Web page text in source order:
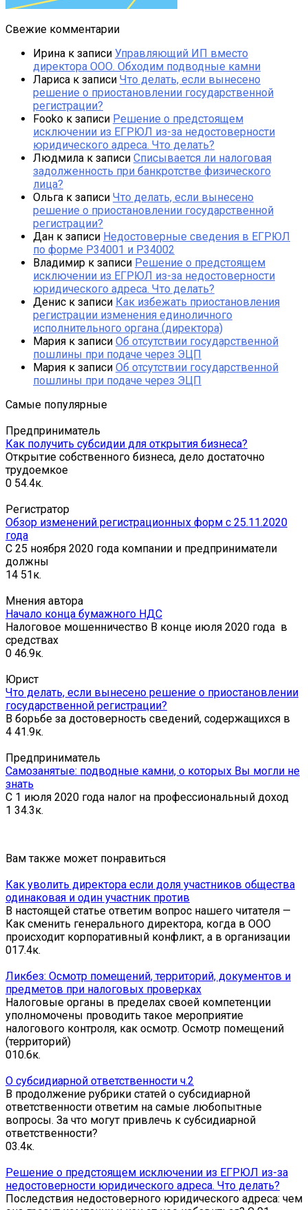
Свежие комментарии
Ирина к записи Управляющий ИП вместо
директора ООО. Обходим подводные камни
Лариса к записи Что делать, если вынесено
решение о приостановлении государственной
регистрации?
Fooko к записи Решение о предстоящем
исключении из ЕГРЮЛ из-за недостоверности
юридического адреса. Что делать?
Людмила к записи Списывается ли налоговая
задолженность при банкротстве физического
лица?
Ольга к записи Что делать, если вынесено
решение о приостановлении государственной
регистрации?
Дан к записи Недостоверные сведения в ЕГРЮЛ
по форме Р34001 и Р34002
Владимир к записи Решение о предстоящем
исключении из ЕГРЮЛ из-за недостоверности
юридического адреса. Что делать?
Денис к записи Как избежать приостановления
регистрации изменения единоличного
исполнительного органа (директора)
Мария к записи Об отсутствии государственной
пошлины при подаче через ЭЦП
Мария к записи Об отсутствии государственной
пошлины при подаче через ЭЦП
Самые популярные
Предприниматель
Как получить субсидии для открытия бизнеса?
Открытие собственного бизнеса, дело достаточно
трудоемкое
0 54.4к.
Регистратор
Обзор изменений регистрационных форм с 25.11.2020
года
С 25 ноября 2020 года компании и предприниматели
должны
14 51к.
Мнения автора
Начало конца бумажного НДС
Налоговое мошенничество В конце июля 2020 года в
средствах
0 46.9к.
Юрист
Что делать, если вынесено решение о приостановлении
государственной регистрации?
В борьбе за достоверность сведений, содержащихся в
4 41.9к.
Предприниматель
Самозанятые: подводные камни, о которых Вы могли не
знать
С 1 июля 2020 года налог на профессиональный доход
1 34.3к.
Вам также может понравиться
Как уволить директора если доля участников общества
одинаковая и один участник против
В настоящей статье ответим вопрос нашего читателя —
Как сменить генерального директора, когда в ООО
происходит корпоративный конфликт, а в организации
017.4к.
Ликбез: Осмотр помещений, территорий, документов и
предметов при налоговых проверках
Налоговые органы в пределах своей компетенции
уполномочены проводить такое мероприятие
налогового контроля, как осмотр. Осмотр помещений
(территорий)
010.6к.
О субсидиарной ответственности ч.2
В продолжение рубрики статей о субсидиарной
ответственности ответим на самые любопытные
вопросы. За что могут привлечь к субсидиарной
ответственности?
03.4к.
Решение о предстоящем исключении из ЕГРЮЛ из-за
недостоверности юридического адреса. Что делать?
Последствия недостоверного юридического адреса: чем